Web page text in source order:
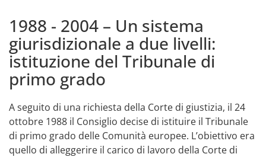
1988 - 2004 – Un sistema
giurisdizionale a due livelli:
istituzione del Tribunale di
primo grado
A seguito di una richiesta della Corte di giustizia, il 24
ottobre 1988 il Consiglio decise di istituire il Tribunale
di primo grado delle Comunità europee. L’obiettivo era
quello di alleggerire il carico di lavoro della Corte di